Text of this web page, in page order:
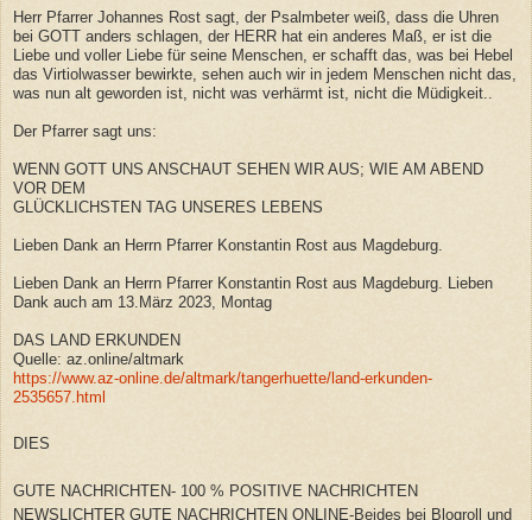
Herr Pfarrer Johannes Rost sagt, der Psalmbeter weiß, dass die Uhren
bei GOTT anders schlagen, der HERR hat ein anderes Maß, er ist die
Liebe und voller Liebe für seine Menschen, er schafft das, was bei Hebel
das Virtiolwasser bewirkte, sehen auch wir in jedem Menschen nicht das,
was nun alt geworden ist, nicht was verhärmt ist, nicht die Müdigkeit..
Der Pfarrer sagt uns:
WENN GOTT UNS ANSCHAUT SEHEN WIR AUS; WIE AM ABEND
VOR DEM
GLÜCKLICHSTEN TAG UNSERES LEBENS
Lieben Dank an Herrn Pfarrer Konstantin Rost aus Magdeburg.
Lieben Dank an Herrn Pfarrer Konstantin Rost aus Magdeburg. Lieben
Dank auch am 13.März 2023, Montag
DAS LAND ERKUNDEN
Quelle: az.online/altmark
https://www.az-online.de/altmark/tangerhuette/land-erkunden-
2535657.html
DIES
GUTE NACHRICHTEN- 100 % POSITIVE NACHRICHTEN
NEWSLICHTER GUTE NACHRICHTEN ONLINE-Beides bei Blogroll und